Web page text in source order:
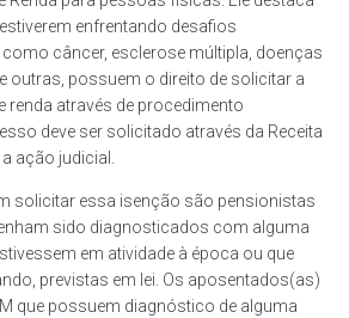
enfrentando desafios
câncer, esclerose múltipla, doenças
outras, possuem o direito de solicitar a
renda através de procedimento
deve ser solicitado através da Receita
ação judicial.
solicitar essa isenção são pensionistas
sido diagnosticados com alguma
em atividade à época ou que
previstas em lei. Os aposentados(as)
que possuem diagnóstico de alguma